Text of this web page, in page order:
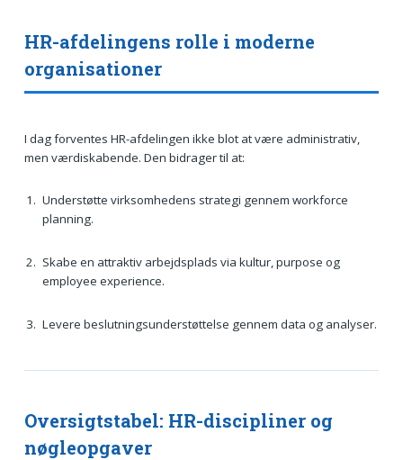
HR-afdelingens rolle i moderne
organisationer
I dag forventes HR-afdelingen ikke blot at være administrativ,
men værdiskabende. Den bidrager til at:
Understøtte virksomhedens strategi gennem workforce
planning.
Skabe en attraktiv arbejdsplads via kultur, purpose og
employee experience.
Levere beslutningsunderstøttelse gennem data og analyser.
Oversigtstabel: HR-discipliner og
nøgleopgaver